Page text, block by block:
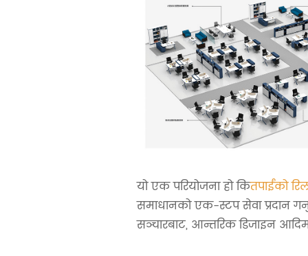
यो एक परियोजना हो कितपाईंको
समाधानको एक-स्टप सेवा प्रदान
सञ्चारबाट, आन्तरिक डिजाइन